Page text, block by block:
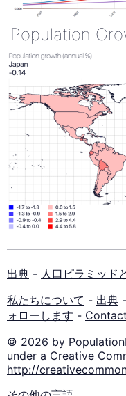
Population
出典 - 人口ピラミッド
私たちについて - 出典 -
ォローします -
© 2026 by
under a Creative
http://